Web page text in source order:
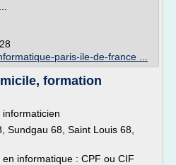
paris-ile-de-france ...
formation
Sundgau 68, Saint Louis 68,
informatique : CPF ou CIF